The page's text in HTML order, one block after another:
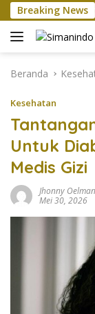
Langsung
ke
konten
Breaking News
November
Beranda
Kesehatan
Untuk
Medis Gizi
Jhonny Oelman
Mei 30, 2026